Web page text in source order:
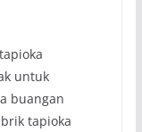
untuk
buangan
tapioka